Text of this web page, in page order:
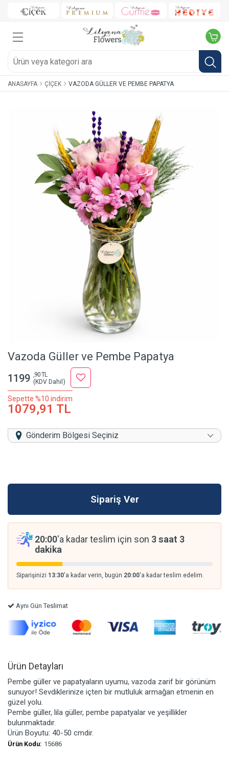
ANASAYFA ÇIÇEK VAZODA GÜLLER VE PEMBE PAPATYA
Vazoda Güller ve Pembe Papatya
1199 ,90 TL
(KDV Dahil)
Sepette %10 indirim
1079,91 TL
Gönderim Bölgesi Seçiniz
20:00'a kadar teslim için son 3 saat 3
dakika
Siparişinizi 13:30'a kadar verin, bugün 20:00'a kadar teslim edelim.
Aynı Gün Teslimat
Ürün Detayları
Pembe güller ve papatyaların uyumu, vazoda zarif bir görünüm
sunuyor! Sevdiklerinize içten bir mutluluk armağan etmenin en
güzel yolu.
Pembe güller, lila güller, pembe papatyalar ve yeşillikler
bulunmaktadır.
Ürün Boyutu: 40-50 cmdir.
Ürün Kodu: 15686